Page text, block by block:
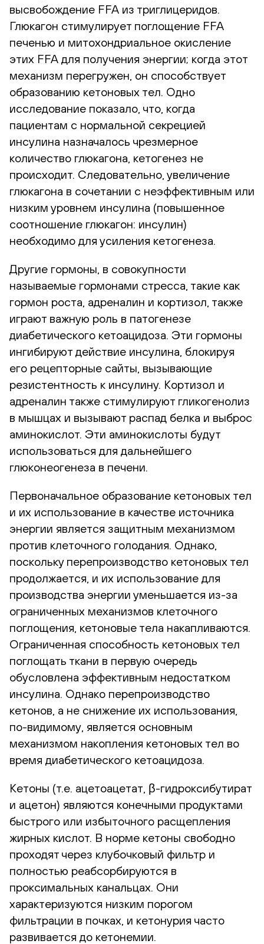
высвобождение FFA из триглицеридов.
Глюкагон стимулирует поглощение FFA
печенью и митохондриальное окисление
этих FFA для получения энергии; когда этот
механизм перегружен, он способствует
образованию кетоновых тел. Одно
исследование показало, что, когда
пациентам с нормальной секрецией
инсулина назначалось чрезмерное
количество глюкагона, кетогенез не
происходит. Следовательно, увеличение
глюкагона в сочетании с неэффективным или
низким уровнем инсулина (повышенное
соотношение глюкагон: инсулин)
необходимо для усиления кетогенеза.
Другие гормоны, в совокупности
называемые гормонами стресса, такие как
гормон роста, адреналин и кортизол, также
играют важную роль в патогенезе
диабетического кетоацидоза. Эти гормоны
ингибируют действие инсулина, блокируя
его рецепторные сайты, вызывающие
резистентность к инсулину. Кортизол и
адреналин также стимулируют гликогенолиз
в мышцах и вызывают распад белка и выброс
аминокислот. Эти аминокислоты будут
использоваться для дальнейшего
глюконеогенеза в печени.
Первоначальное образование кетоновых тел
и их использование в качестве источника
энергии является защитным механизмом
против клеточного голодания. Однако,
поскольку перепроизводство кетоновых тел
продолжается, и их использование для
производства энергии уменьшается из-за
ограниченных механизмов клеточного
поглощения, кетоновые тела накапливаются.
Ограниченная способность кетоновых тел
поглощать ткани в первую очередь
обусловлена эффективным недостатком
инсулина. Однако перепроизводство
кетонов, а не снижение их использования,
по-видимому, является основным
механизмом накопления кетоновых тел во
время диабетического кетоацидоза.
Кетоны (т.е. ацетоацетат, β-гидроксибутират
и ацетон) являются конечными продуктами
быстрого или избыточного расщепления
жирных кислот. В норме кетоны свободно
проходят через клубочковый фильтр и
полностью реабсорбируются в
проксимальных канальцах. Они
характеризуются низким порогом
фильтрации в почках, и кетонурия часто
развивается до кетонемии.